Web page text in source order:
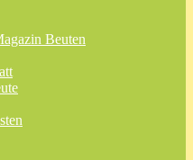
Beuten